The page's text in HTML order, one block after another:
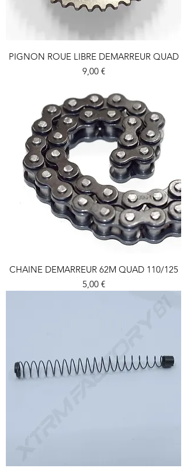
PIGNON ROUE LIBRE DEMARREUR QUAD
Prix
9,00 €
CHAINE DEMARREUR 62M QUAD 110/125
Prix
5,00 €